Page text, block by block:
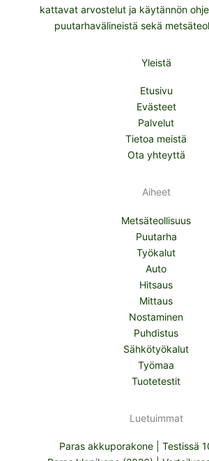
kattavat arvostelut ja käytännön
puutarhavälineistä sekä
Yleistä
Etusivu
Evästeet
Palvelut
Tietoa meistä
Ota yhteyttä
Aiheet
Metsäteollisuus
Puutarha
Työkalut
Auto
Hitsaus
Mittaus
Nostaminen
Puhdistus
Sähkötyökalut
Työmaa
Tuotetestit
Luetuimmat
Paras akkuporakone | Testissä